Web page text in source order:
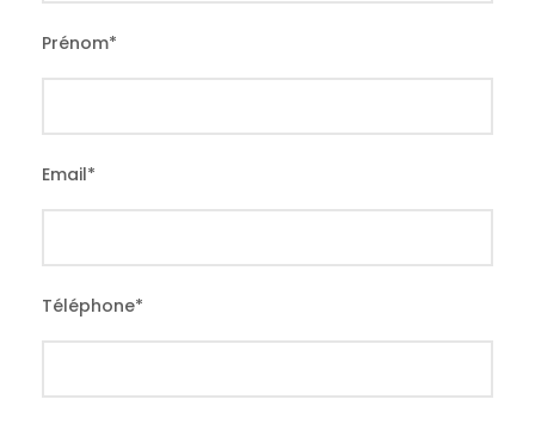
Prénom*
Email*
Téléphone*